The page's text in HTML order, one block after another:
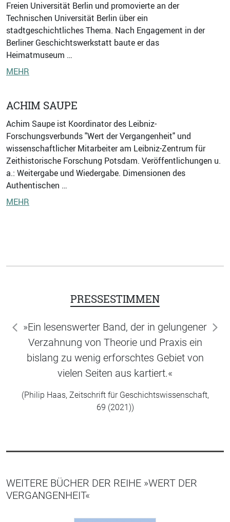
Freien Universität Berlin und promovierte an der
Technischen Universität Berlin über ein
stadtgeschichtliches Thema. Nach Engagement in der
Berliner Geschichtswerkstatt baute er das
Heimatmuseum …
MEHR
ACHIM SAUPE
Achim Saupe ist Koordinator des Leibniz-
Forschungsverbunds "Wert der Vergangenheit" und
wissenschaftlicher Mitarbeiter am Leibniz-Zentrum für
Zeithistorische Forschung Potsdam. Veröffentlichungen u.
a.: Weitergabe und Wiedergabe. Dimensionen des
Authentischen …
MEHR
PRESSESTIMMEN
»Ein lesenswerter Band, der in gelungener
Verzahnung von Theorie und Praxis ein
bislang zu wenig erforschtes Gebiet von
vielen Seiten aus kartiert.«
(Philip Haas, Zeitschrift für Geschichtswissenschaft,
69 (2021))
zurück
WEITERE BÜCHER DER REIHE »WERT DER
VERGANGENHEIT«